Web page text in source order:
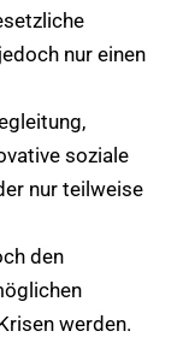
nur einen
soziale
nur teilweise
den
werden.